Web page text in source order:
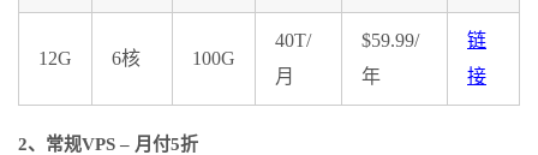
12G 6核 100G
40T/
月
$59.99/
年
链
接
2、常规VPS – 月付5折